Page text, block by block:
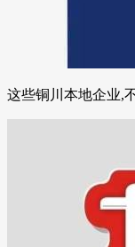
这些铜川本地企业,